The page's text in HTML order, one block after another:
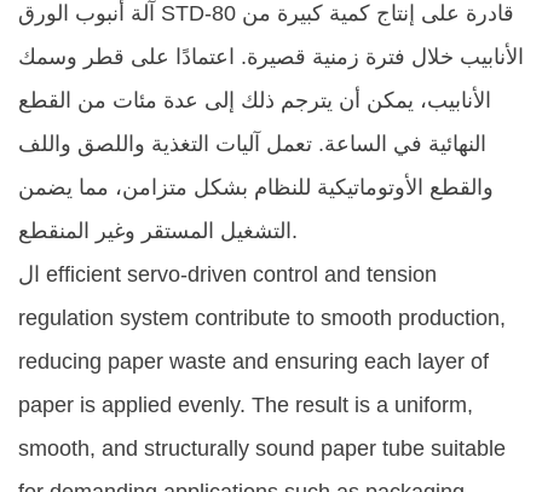
آلة أنبوب الورق STD-80 قادرة على إنتاج كمية كبيرة من
الأنابيب خلال فترة زمنية قصيرة. اعتمادًا على قطر وسمك
الأنابيب، يمكن أن يترجم ذلك إلى عدة مئات من القطع
النهائية في الساعة. تعمل آليات التغذية واللصق واللف
والقطع الأوتوماتيكية للنظام بشكل متزامن، مما يضمن
التشغيل المستقر وغير المنقطع.
ال efficient servo-driven control and tension
regulation system contribute to smooth production,
reducing paper waste and ensuring each layer of
paper is applied evenly. The result is a uniform,
smooth, and structurally sound paper tube suitable